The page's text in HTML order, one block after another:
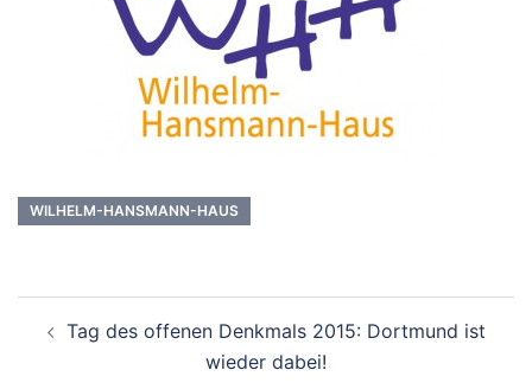
WILHELM-HANSMANN-HAUS
Navigation
Tag des offenen Denkmals 2015: Dortmund ist
wieder dabei!